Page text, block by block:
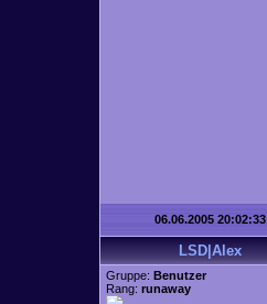
06.06.2005 20:02:33
LSD|Alex
Gruppe: Benutzer
Rang: runaway